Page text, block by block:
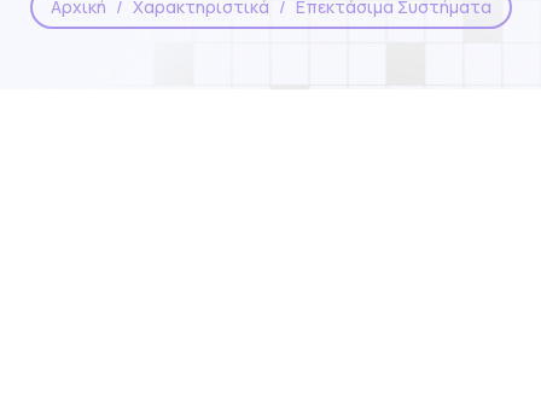
Αρχική Χαρακτηριστικά Επεκτάσιμα Συστήματα